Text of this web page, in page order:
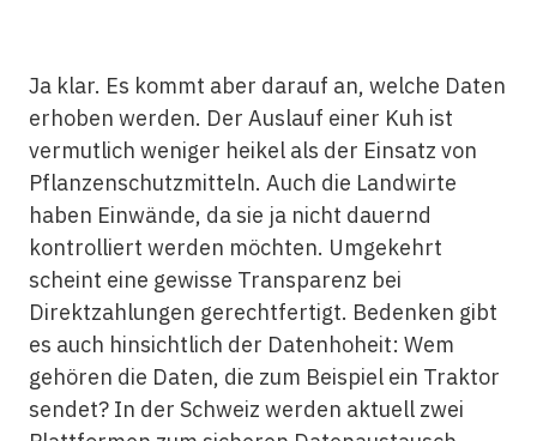
Ja klar. Es kommt aber darauf an, welche Daten
erhoben werden. Der Auslauf einer Kuh ist
vermutlich weniger heikel als der Einsatz von
Pflanzenschutzmitteln. Auch die Landwirte
haben Einwände, da sie ja nicht dauernd
kontrolliert werden möchten. Umgekehrt
scheint eine gewisse Transparenz bei
Direktzahlungen gerechtfertigt. Bedenken gibt
es auch hinsichtlich der Datenhoheit: Wem
gehören die Daten, die zum Beispiel ein Traktor
sendet? In der Schweiz werden aktuell zwei